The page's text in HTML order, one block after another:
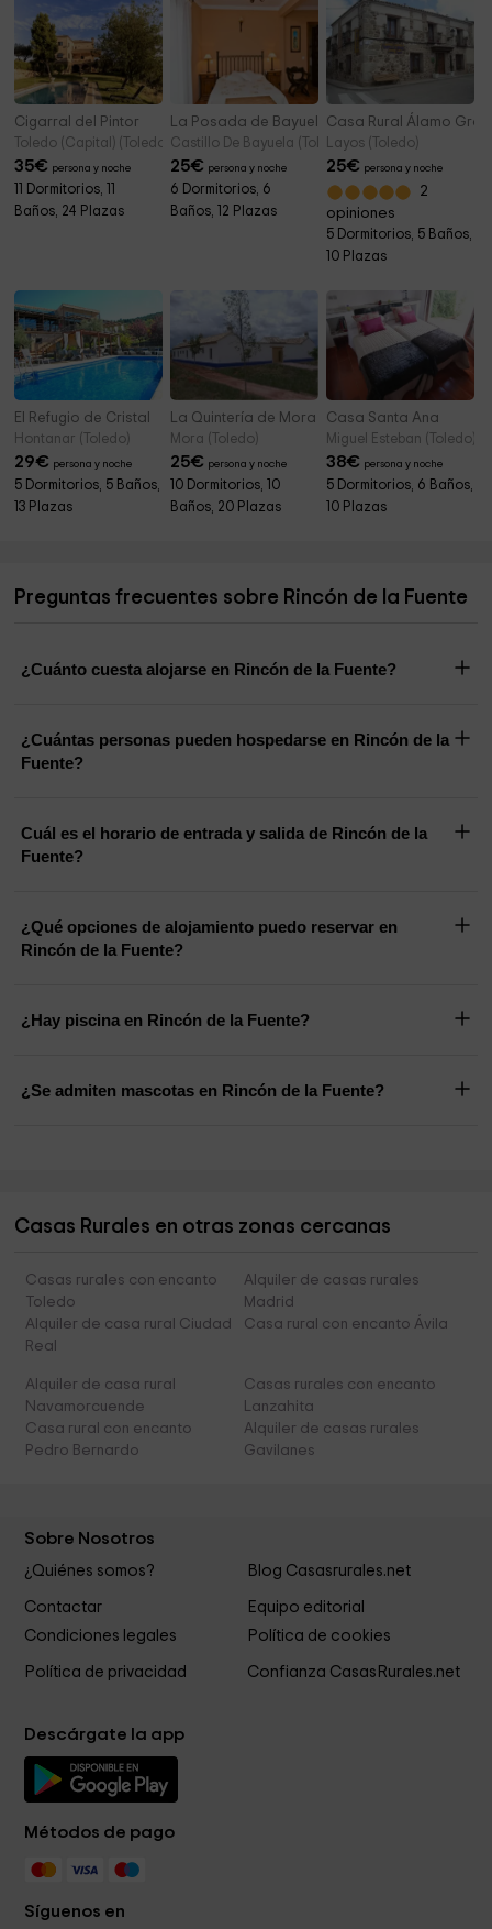
Cigarral del Pintor
Toledo (Capital) (Toledo)
35€ persona y noche
11 Dormitorios, 11
Baños, 24 Plazas
La Posada de Bayuela
Castillo De Bayuela (Toledo)
25€ persona y noche
6 Dormitorios, 6
Baños, 12 Plazas
Casa Rural Álamo
Layos (Toledo)
25€ persona y noche
2
opiniones
5 Dormitorios, 5 Baños,
10 Plazas
El Refugio de Cristal
Hontanar (Toledo)
29€ persona y noche
5 Dormitorios, 5 Baños,
13 Plazas
La Quintería de Mora
Mora (Toledo)
25€ persona y noche
10 Dormitorios, 10
Baños, 20 Plazas
Casa Santa Ana
Miguel Esteban (Toledo)
38€ persona y noche
5 Dormitorios, 6 Baños,
10 Plazas
Preguntas frecuentes sobre Rincón de la Fuente
¿Cuánto cuesta alojarse en Rincón de la Fuente?
¿Cuántas personas pueden hospedarse en Rincón de la
Fuente?
Cuál es el horario de entrada y salida de Rincón de la
Fuente?
¿Qué opciones de alojamiento puedo reservar en
Rincón de la Fuente?
¿Hay piscina en Rincón de la Fuente?
¿Se admiten mascotas en Rincón de la Fuente?
Casas Rurales en otras zonas cercanas
Casas rurales con encanto
Toledo
Alquiler de casas rurales
Madrid
Alquiler de casa rural Ciudad
Real
Casa rural con encanto Ávila
Alquiler de casa rural
Navamorcuende
Casas rurales con encanto
Lanzahita
Casa rural con encanto
Pedro Bernardo
Alquiler de casas rurales
Gavilanes
Sobre Nosotros
¿Quiénes somos? Blog Casasrurales.net
Contactar
Equipo editorial
Condiciones legales
Política de cookies
Política de privacidad Confianza CasasRurales.net
Descárgate la app
Métodos de pago
Síguenos en